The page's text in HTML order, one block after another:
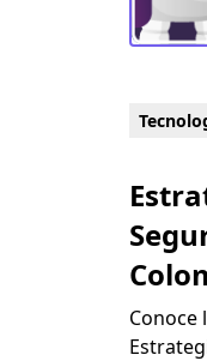
Conoce